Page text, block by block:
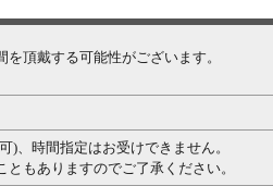
頂戴する可能性がございます。
)、時間指定はお受けできません。
もありますのでご了承ください。